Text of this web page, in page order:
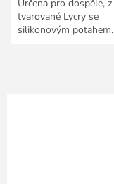
Určená pro dospělé, z
tvarované Lycry se
silikonovým potahem.